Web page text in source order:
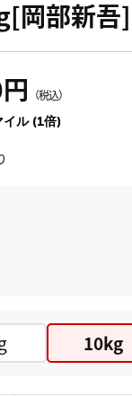
岡部新吾]
（税込）
ル (1倍)
10kg